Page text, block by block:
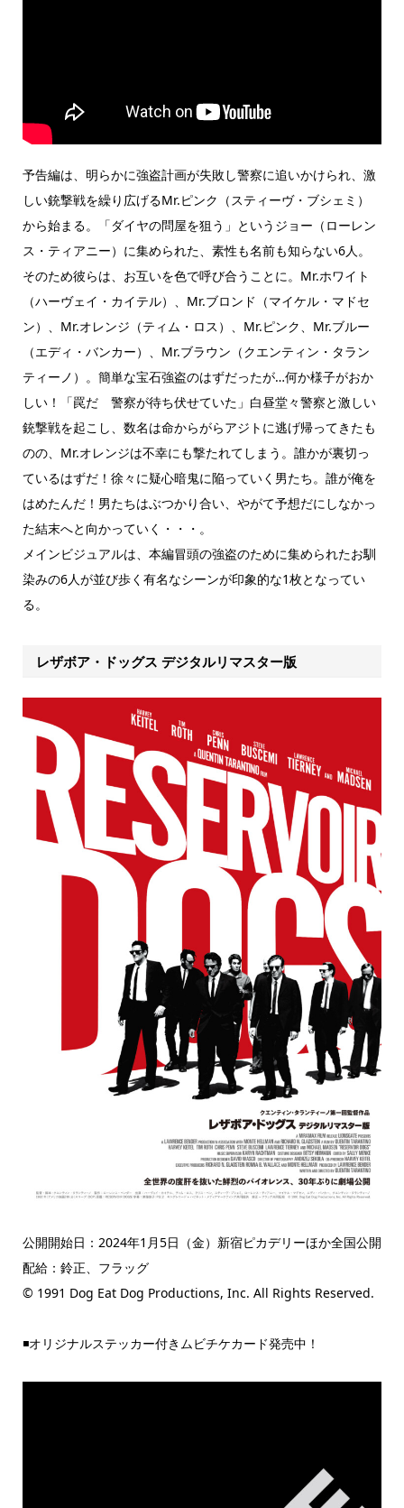
予告編は、明らかに強盗計画が失敗し警察に追いかけられ、激
しい銃撃戦を繰り広げるMr.ピンク（スティーヴ・ブシェミ）
から始まる。「ダイヤの問屋を狙う」というジョー（ローレン
ス・ティアニー）に集められた、素性も名前も知らない6人。
そのため彼らは、お互いを色で呼び合うことに。Mr.ホワイト
（ハーヴェイ・カイテル）、Mr.ブロンド（マイケル・マドセ
ン）、Mr.オレンジ（ティム・ロス）、Mr.ピンク、Mr.ブルー
（エディ・バンカー）、Mr.ブラウン（クエンティン・タラン
ティーノ）。簡単な宝石強盗のはずだったが…何か様子がおか
しい！「罠だ 警察が待ち伏せていた」白昼堂々警察と激しい
銃撃戦を起こし、数名は命からがらアジトに逃げ帰ってきたも
のの、Mr.オレンジは不幸にも撃たれてしまう。誰かが裏切っ
ているはずだ！徐々に疑心暗鬼に陥っていく男たち。誰が俺を
はめたんだ！男たちはぶつかり合い、やがて予想だにしなかっ
た結末へと向かっていく・・・。
メインビジュアルは、本編冒頭の強盗のために集められたお馴
染みの6人が並び歩く有名なシーンが印象的な1枚となってい
る。
レザボア・ドッグス デジタルリマスター版
公開開始日：2024年1月5日（金）新宿ピカデリーほか全国公開
配給：鈴正、フラッグ
© 1991 Dog Eat Dog Productions, Inc. All Rights Reserved.
◾️オリジナルステッカー付きムビチケカード発売中！